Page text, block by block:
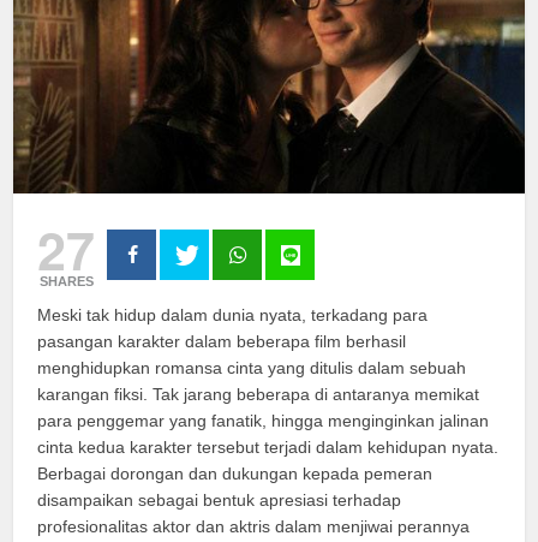
27
SHARES
Meski tak hidup dalam dunia nyata, terkadang para
pasangan karakter dalam beberapa film berhasil
menghidupkan romansa cinta yang ditulis dalam sebuah
karangan fiksi. Tak jarang beberapa di antaranya memikat
para penggemar yang fanatik, hingga menginginkan jalinan
cinta kedua karakter tersebut terjadi dalam kehidupan nyata.
Berbagai dorongan dan dukungan kepada pemeran
disampaikan sebagai bentuk apresiasi terhadap
profesionalitas aktor dan aktris dalam menjiwai perannya